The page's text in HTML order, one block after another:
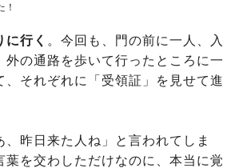
！
に行く 。今回も、門の前に一人、入
外の通路を歩いて行ったところに一
、それぞれに「受領証」を見せて進
昨日来た人ね」と言われてしま
葉を交わしただけなのに、本当に覚